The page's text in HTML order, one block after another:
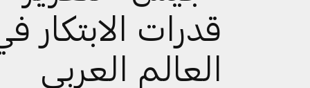
قدرات الابتكار
العالم العربي